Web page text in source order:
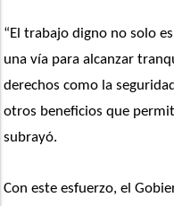
“El trabajo digno no solo
una vía para alcanzar
derechos como la
otros beneficios que
subrayó.
Con este esfuerzo, el